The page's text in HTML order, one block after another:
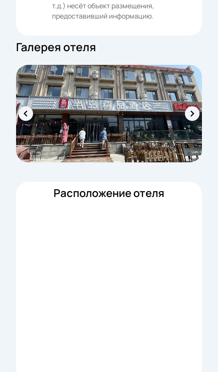
т.д.) несёт объект размещения,
предоставивший информацию.
Галерея отеля
Расположение отеля